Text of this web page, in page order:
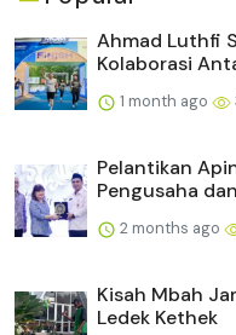
Ahmad Luthfi
Kolaborasi
1 month ago
Pelantikan
Pengusaha
2 months ago
Kisah Mbah
Ledek Kethek